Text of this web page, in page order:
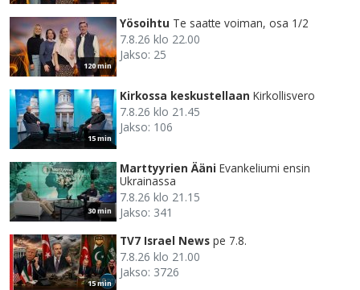
120 min
Yösoihtu Te saatte voiman, osa 1/2
7.8.26 klo 22.00
Jakso: 25
15 min
Kirkossa keskustellaan Kirkollisvero
7.8.26 klo 21.45
Jakso: 106
30 min
Marttyyrien Ääni Evankeliumi ensin
Ukrainassa
7.8.26 klo 21.15
Jakso: 341
15 min
TV7 Israel News pe 7.8.
7.8.26 klo 21.00
Jakso: 3726